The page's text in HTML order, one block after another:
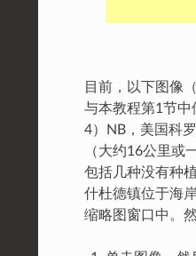
目前，以下图像
与本教程第1节中
4）NB，美国科
（大约16公里或
包括几种没有种
什杜德镇位于海
缩略图窗口中。